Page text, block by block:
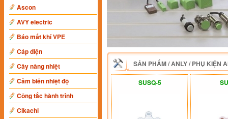
Ascon
AVY electric
Báo mất khí VPE
Cáp điện
Cây nâng nhiệt
Cảm biến nhiệt độ
Công tắc hành trình
Cikachi
SẢN PHẨM/ANLY/PHỤ KIỆN
SUSQ-5